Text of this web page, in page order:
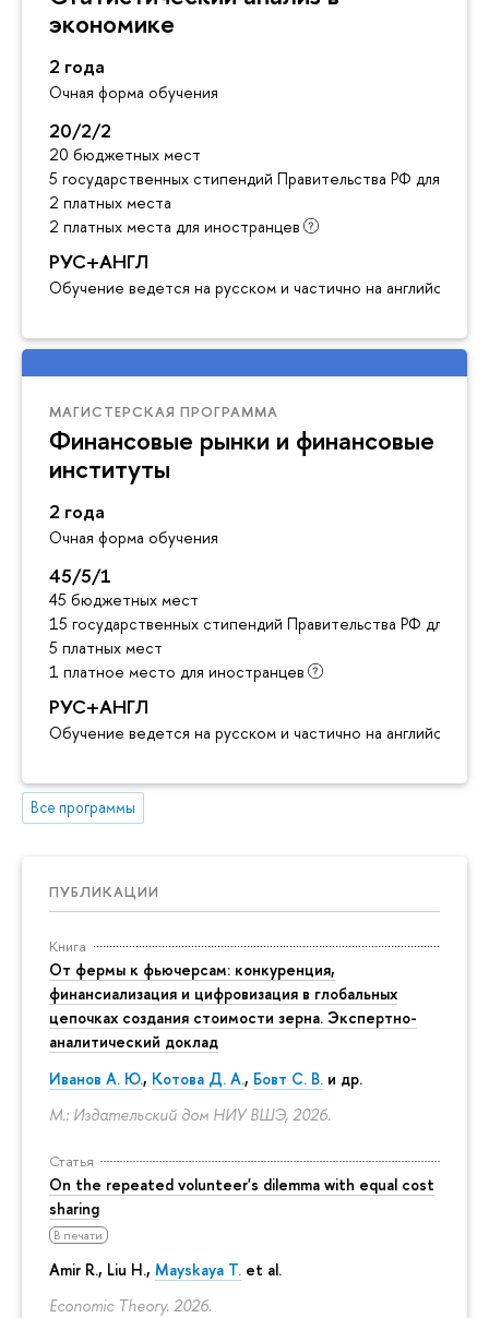
экономике
2 года
Очная форма обучения
20/2/2
20 бюджетных мест
5 государственных стипендий Правительства РФ для
2 платных места
2 платных места для иностранцев
РУС+АНГЛ
Обучение ведется на русском и частично на английском
МАГИСТЕРСКАЯ ПРОГРАММА
Финансовые рынки и финансовые
институты
2 года
Очная форма обучения
45/5/1
45 бюджетных мест
15 государственных стипендий Правительства РФ для
5 платных мест
1 платное место для иностранцев
РУС+АНГЛ
Обучение ведется на русском и частично на английском
Все программы
ПУБЛИКАЦИИ
Книга
От фермы к фьючерсам: конкуренция,
финансиализация и цифровизация в глобальных
цепочках создания стоимости зерна. Экспертно-
аналитический доклад
Иванов А. Ю., Котова Д. А., Бовт С. В. и др.
М.: Издательский дом НИУ ВШЭ, 2026.
Статья
On the repeated volunteer's dilemma with equal cost
sharing
В печати
Amir R., Liu H., Mayskaya T. et al.
Economic Theory. 2026.